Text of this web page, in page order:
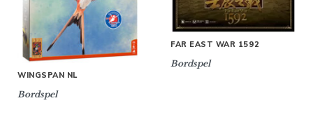
WINGSPAN NL
Bordspel
FAR EAST WAR 1592
Bordspel